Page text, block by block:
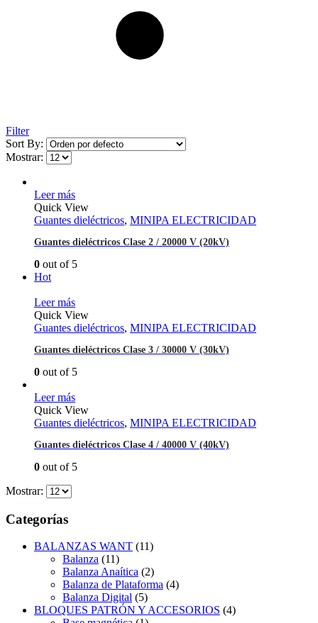
Filter
Sort By:
Mostrar:
Leer más
Quick View
Guantes dieléctricos, MINIPA ELECTRICIDAD
Guantes dieléctricos Clase 2 / 20000 V (20kV)
0 out of 5
Hot
Leer más
Quick View
Guantes dieléctricos, MINIPA ELECTRICIDAD
Guantes dieléctricos Clase 3 / 30000 V (30kV)
0 out of 5
Leer más
Quick View
Guantes dieléctricos, MINIPA ELECTRICIDAD
Guantes dieléctricos Clase 4 / 40000 V (40kV)
0 out of 5
Mostrar:
Categorías
BALANZAS WANT (11)
Balanza (11)
Balanza Anaítica (2)
Balanza de Plataforma (4)
Balanza Digital (5)
BLOQUES PATRÓN Y ACCESORIOS (4)